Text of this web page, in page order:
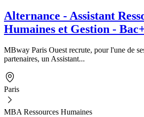
Alternance - Assistant
Humaines et Gestion -
MBway Paris Ouest recrute, pour l'une de
partenaires, un Assistant...
Paris
MBA Ressources Humaines